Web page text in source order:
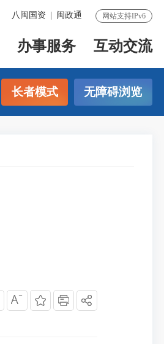
网站支持IPv6
八闽国资 闽政通
办事服务 互动交流
长者模式 无障碍浏览